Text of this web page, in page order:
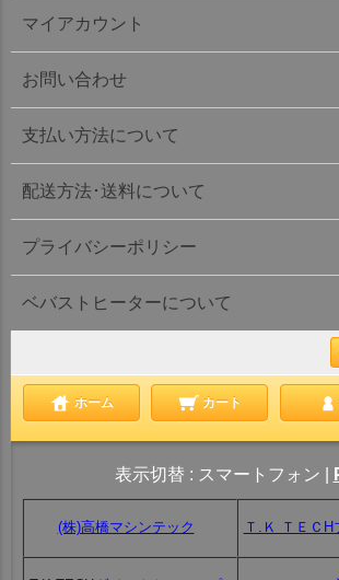
マイアカウント
お問い合わせ
支払い方法について
配送方法･送料について
プライバシーポリシー
ベバストヒーターについて
ホーム カート
表示切替 : スマートフォン
(株)高橋マシンテック Ｔ.Ｋ ＴＥＣH